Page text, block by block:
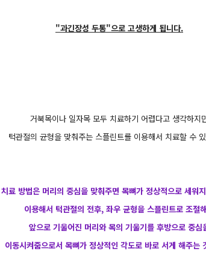
"과긴장성 두통"으로 고생하게 됩니다.
거북목이나 일자목 모두 치료하기 어렵다고 생각하지
턱관절의 균형을 맞춰주는 스플린트를 이용해서 치료할 수
치료 방법은 머리의 중심을 맞춰주면 목뼈가 정상적으로 세워
이용해서 턱관절의 전후, 좌우 균형을 스플린트로 조절
앞으로 기울어진 머리와 목의 기울기를 후방으로 중심
이동시켜줌으로서 목뼈가 정상적인 각도로 바로 서게 해주는